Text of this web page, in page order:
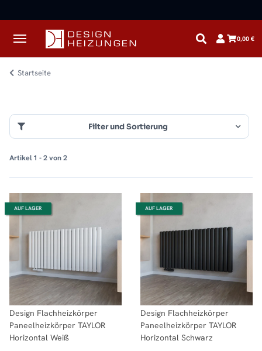
0,00 €
Startseite
Filter und Sortierung
Artikel 1 - 2 von 2
AUF LAGER
Design Flachheizkörper
Paneelheizkörper TAYLOR
Horizontal Weiß
AUF LAGER
Design Flachheizkörper
Paneelheizkörper TAYLOR
Horizontal Schwarz